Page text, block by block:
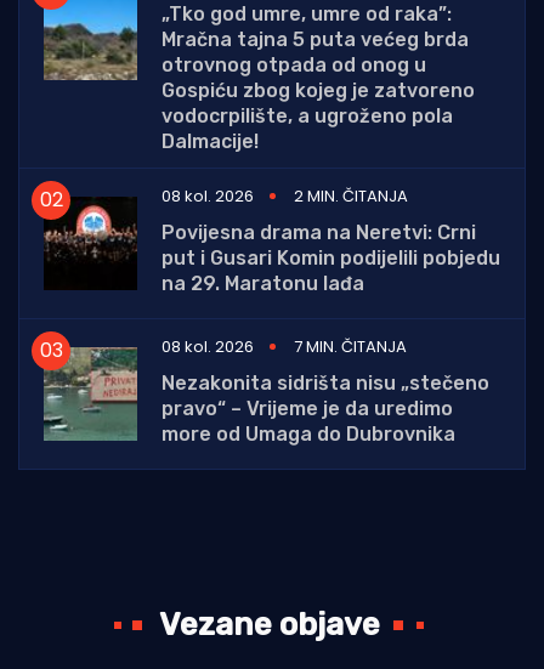
„Tko god umre, umre od raka”:
Mračna tajna 5 puta većeg brda
otrovnog otpada od onog u
Gospiću zbog kojeg je zatvoreno
vodocrpilište, a ugroženo pola
Dalmacije!
08 kol. 2026
2 MIN. ČITANJA
Povijesna drama na Neretvi: Crni
put i Gusari Komin podijelili pobjedu
na 29. Maratonu lađa
08 kol. 2026
7 MIN. ČITANJA
Nezakonita sidrišta nisu „stečeno
pravo“ – Vrijeme je da uredimo
more od Umaga do Dubrovnika
Vezane objave